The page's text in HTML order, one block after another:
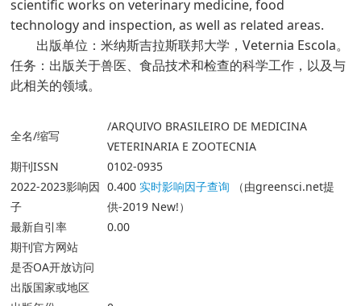
scientific works on veterinary medicine, food
technology and inspection, as well as related areas.
出版单位：米纳斯吉拉斯联邦大学，Veternia Escola。
任务：出版关于兽医、食品技术和检查的科学工作，以及与
此相关的领域。
全名/缩写
/ARQUIVO BRASILEIRO DE MEDICINA
VETERINARIA E ZOOTECNIA
期刊ISSN
0102-0935
2022-2023影响因
子
0.400实时影响因子查询 （由greensci.net提
供-2019 New!）
最新自引率
0.00
期刊官方网站
是否OA开放访问
出版国家或地区